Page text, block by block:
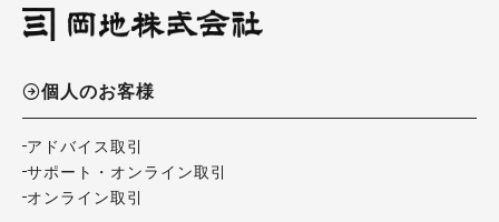
個人のお客様
アドバイス取引
サポート・オンライン取引
オンライン取引